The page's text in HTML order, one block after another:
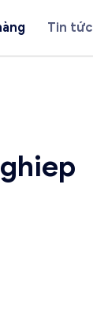
Tin tức